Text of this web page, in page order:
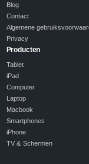
Blog
Contact
Algemene
Privacy
Producten
Tablet
iPad
Computer
Laptop
Macbook
Smartphones
iPhone
TV & Schermen